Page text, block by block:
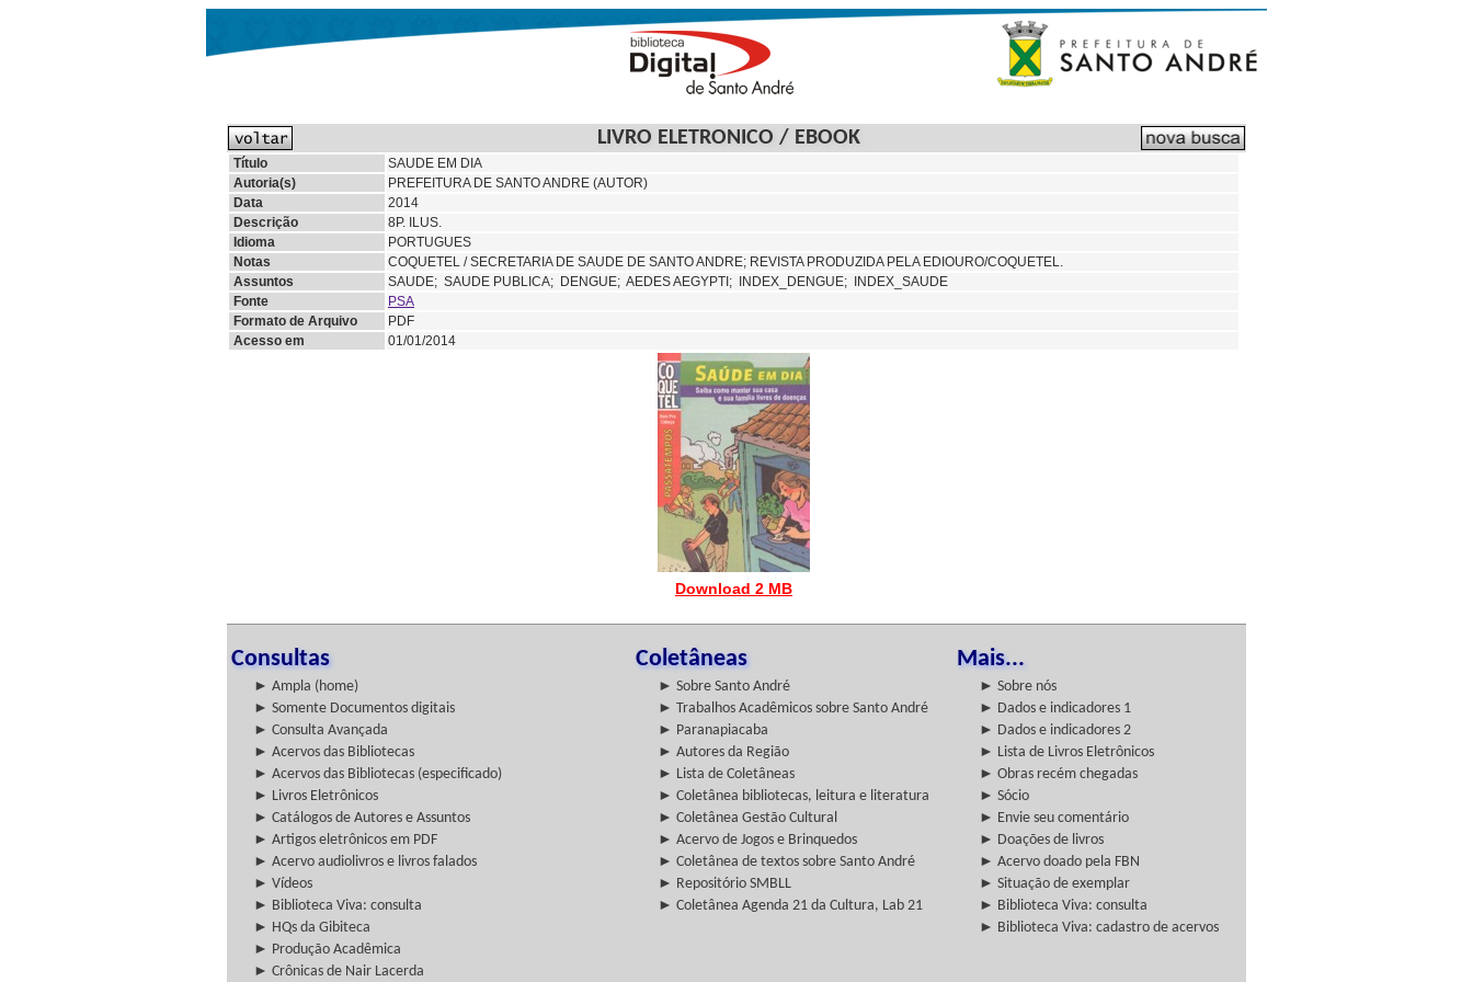
LIVRO ELETRONICO / EBOOK
Título
SAUDE EM DIA
Autoria(s)
PREFEITURA DE SANTO ANDRE (AUTOR)
Data
2014
Descrição
8P. ILUS.
Idioma
PORTUGUES
Notas
COQUETEL / SECRETARIA DE SAUDE DE SANTO ANDRE; REVISTA PRODUZIDA PELA EDIOURO/COQUETEL.
Assuntos
SAUDE; SAUDE PUBLICA; DENGUE; AEDES AEGYPTI;
INDEX_DENGUE; INDEX_SAUDE
Fonte
PSA
Formato de Arquivo
PDF
Acesso em
01/01/2014
Download 2 MB
Consultas Coletâneas Mais...
► Ampla (home) ► Sobre Santo André
► Sobre nós
► Somente Documentos digitais
► Trabalhos Acadêmicos sobre Santo André
► Dados e indicadores 1
► Consulta Avançada
► Paranapiacaba
► Dados e indicadores 2
► Acervos das Bibliotecas
► Autores da Região
► Lista de Livros Eletrônicos
► Acervos das Bibliotecas (especificado)
► Lista de Coletâneas
► Obras recém chegadas
► Livros Eletrônicos
► Coletânea bibliotecas, leitura e literatura
► Sócio
► Catálogos de Autores e Assuntos
► Coletânea Gestão Cultural
► Envie seu comentário
► Artigos eletrônicos em PDF
► Acervo de Jogos e Brinquedos
► Doações de livros
► Acervo audiolivros e livros falados
► Coletânea de textos sobre Santo André
► Acervo doado pela FBN
► Vídeos
► Repositório SMBLL
► Situação de exemplar
► Biblioteca Viva: consulta
► Coletânea Agenda 21 da Cultura, Lab 21
► Biblioteca Viva: consulta
► HQs da Gibiteca
► Biblioteca Viva: cadastro de acervos
► Produção Acadêmica
► Crônicas de Nair Lacerda